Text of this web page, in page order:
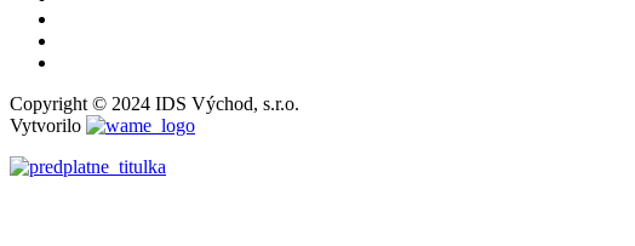
Copyright © 2024 IDS Východ, s.r.o.
Vytvorilo